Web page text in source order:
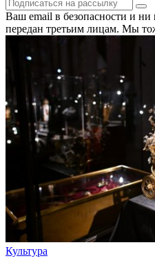
Ваш email в безопасности и ни
передан третьим лицам. Мы
Культура